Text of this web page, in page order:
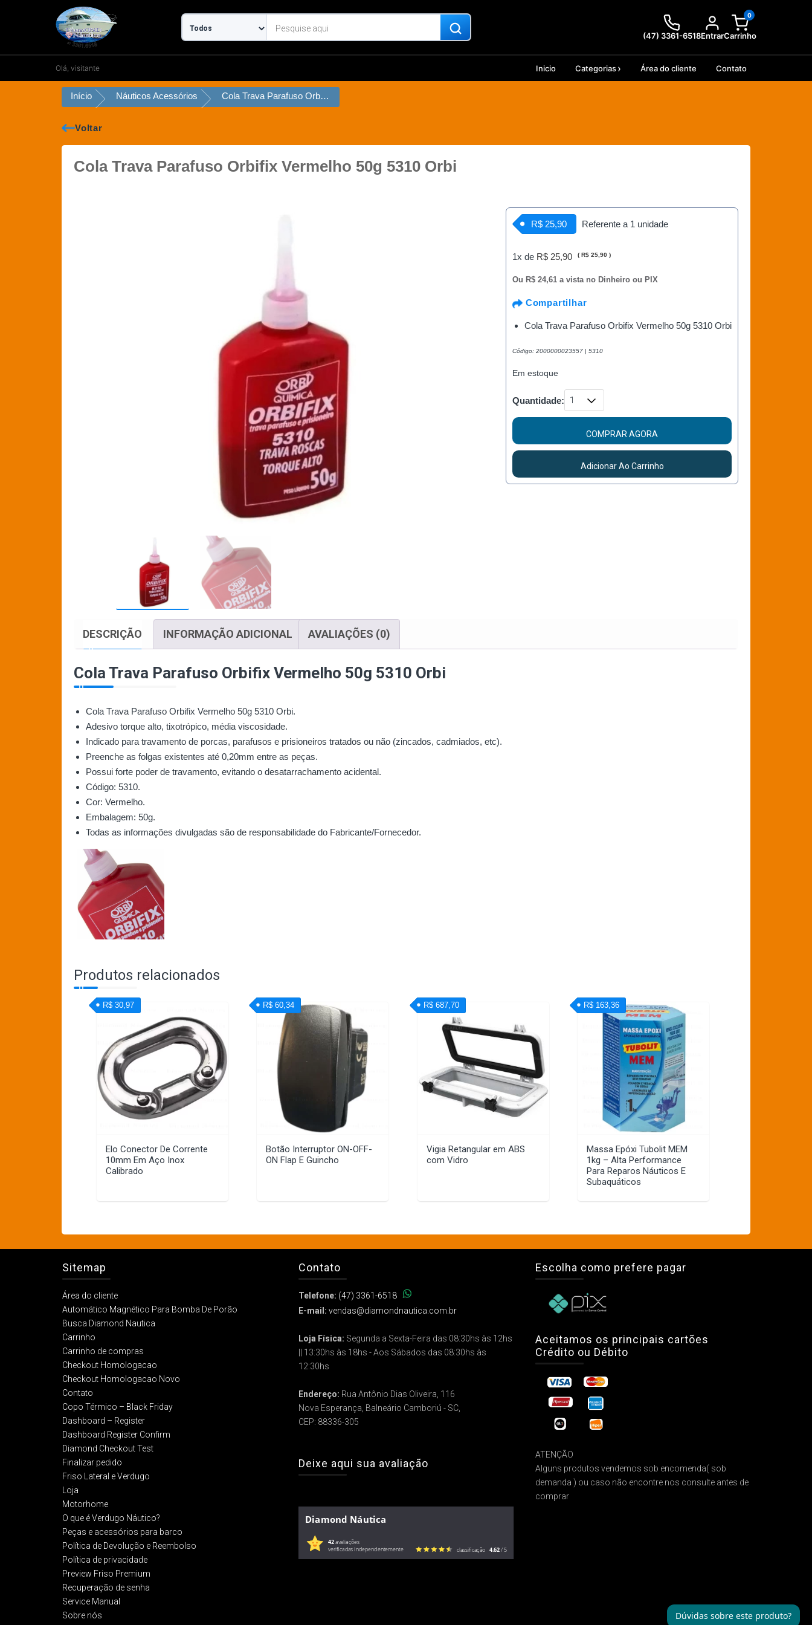
conteúdo
(47) 3361-6518Entrar
0
Carrinho
Olá, visitante Inicio Categorias Área do cliente Contato
Início Náuticos Acessórios Cola Trava Parafuso Orbifix Vermelho 50g 5310 Orbi
Voltar
Cola Trava Parafuso Orbifix Vermelho 50g 5310 Orbi
R$ 25,90 Referente a 1 unidade
1x de R$ 25,90 ( R$ 25,90 )
Ou R$ 24,61 a vista no Dinheiro ou PIX
Compartilhar
Cola Trava Parafuso Orbifix Vermelho 50g 5310 Orbi
Código: 2000000023557 | 5310
Em estoque
Quantidade:
COMPRAR AGORA
Adicionar Ao Carrinho
DESCRIÇÃO INFORMAÇÃO ADICIONAL AVALIAÇÕES (0)
Cola Trava Parafuso Orbifix Vermelho 50g 5310 Orbi
Cola Trava Parafuso Orbifix Vermelho 50g 5310 Orbi.
Adesivo torque alto, tixotrópico, média viscosidade.
Indicado para travamento de porcas, parafusos e prisioneiros tratados ou não (zincados, cadmiados, etc).
Preenche as folgas existentes até 0,20mm entre as peças.
Possui forte poder de travamento, evitando o desatarrachamento acidental.
Código: 5310.
Cor: Vermelho.
Embalagem: 50g.
Todas as informações divulgadas são de responsabilidade do Fabricante/Fornecedor.
Produtos relacionados
Elo Conector De Corrente
10mm Em Aço Inox
Calibrado
R$ 30,97
Botão Interruptor ON-OFF-
ON Flap E Guincho
R$ 60,34
Vigia Retangular em ABS
com Vidro
R$ 687,70
Massa Epóxi Tubolit MEM
1kg – Alta Performance
Para Reparos Náuticos E
Subaquáticos
R$ 163,36
Sitemap
Área do cliente
Automático Magnético Para Bomba De Porão
Busca Diamond Nautica
Carrinho
Carrinho de compras
Checkout Homologacao
Checkout Homologacao Novo
Contato
Copo Térmico – Black Friday
Dashboard – Register
Dashboard Register Confirm
Diamond Checkout Test
Finalizar pedido
Friso Lateral e Verdugo
Loja
Motorhome
O que é Verdugo Náutico?
Peças e acessórios para barco
Política de Devolução e Reembolso​
Política de privacidade
Preview Friso Premium
Recuperação de senha
Service Manual
Sobre nós
Contato
Telefone: (47) 3361-6518
E-mail: vendas@diamondnautica.com.br
Loja Física: Segunda a Sexta-Feira das 08:30hs às 12hs
|| 13:30hs às 18hs - Aos Sábados das 08:30hs às
12:30hs
Endereço: Rua Antônio Dias Oliveira, 116
Nova Esperança, Balneário Camboriú - SC,
CEP: 88336-305
Deixe aqui sua avaliação
Diamond Náutica
42avaliações
verificadas independentemente classificação 4.62/ 5
Escolha como prefere pagar
Aceitamos os principais cartões
Crédito ou Débito
ATENÇÃO
Alguns produtos vendemos sob encomenda( sob
demanda ) ou caso não encontre nos consulte antes de
comprar
Dúvidas sobre este produto?